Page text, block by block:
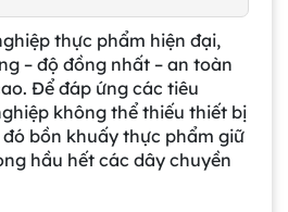
thực phẩm hiện đại,
– độ đồng nhất – an toàn
Để đáp ứng các tiêu
không thể thiếu thiết bị
bồn khuấy thực phẩm giữ
hầu hết các dây chuyền